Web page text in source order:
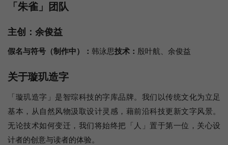
「朱雀」团队
主创： 余俊益
假名与符号（制作中）： 韩泳思技术： 殷叶航、余俊益
关于璇玑造字
「璇玑造字」是智琮科技的字库品牌。我们以传统文化为立足
基本，从自然风物汲取设计灵感，藉前沿科技更新文字风景。
无论技术如何变迁，我们将始终把「人」置于第一位，关心设
计者的创意与读者的体验。